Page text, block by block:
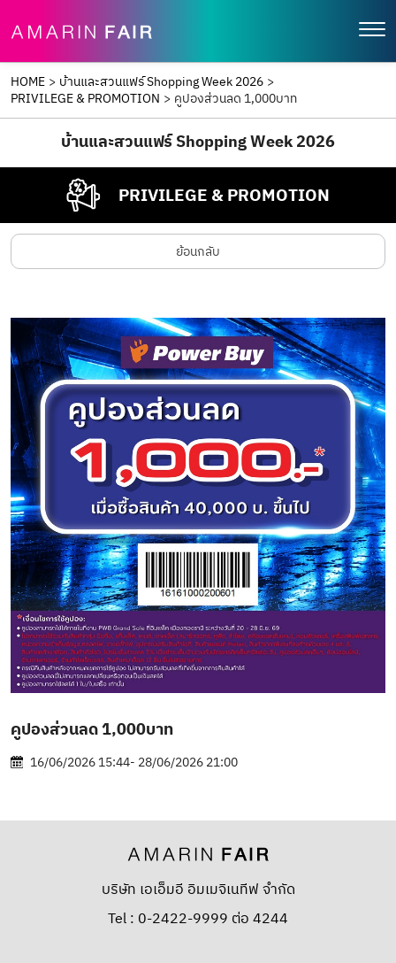
HOME > บ้านและสวนแฟร์ Shopping Week 2026 >
PRIVILEGE & PROMOTION > คูปองส่วนลด 1,000บาท
บ้านและสวนแฟร์ Shopping Week 2026
PRIVILEGE & PROMOTION
ย้อนกลับ
คูปองส่วนลด 1,000บาท
16/06/2026 15:44- 28/06/2026 21:00
บริษัท เอเอ็มอี อิมเมจิเนทีฟ จำกัด
Tel : 0-2422-9999 ต่อ 4244